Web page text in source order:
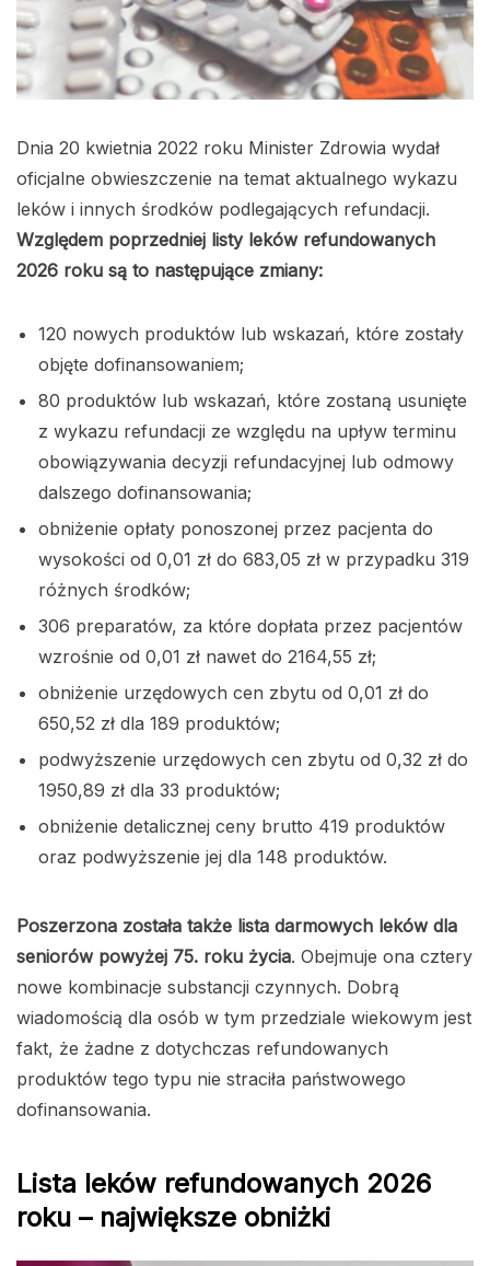
Dnia 20 kwietnia 2022 roku Minister Zdrowia wydał
oficjalne obwieszczenie na temat aktualnego wykazu
leków i innych środków podlegających refundacji.
Względem poprzedniej listy leków refundowanych
2026 roku są to następujące zmiany:
120 nowych produktów lub wskazań, które zostały
objęte dofinansowaniem;
80 produktów lub wskazań, które zostaną usunięte
z wykazu refundacji ze względu na upływ terminu
obowiązywania decyzji refundacyjnej lub odmowy
dalszego dofinansowania;
obniżenie opłaty ponoszonej przez pacjenta do
wysokości od 0,01 zł do 683,05 zł w przypadku 319
różnych środków;
306 preparatów, za które dopłata przez pacjentów
wzrośnie od 0,01 zł nawet do 2164,55 zł;
obniżenie urzędowych cen zbytu od 0,01 zł do
650,52 zł dla 189 produktów;
podwyższenie urzędowych cen zbytu od 0,32 zł do
1950,89 zł dla 33 produktów;
obniżenie detalicznej ceny brutto 419 produktów
oraz podwyższenie jej dla 148 produktów.
Poszerzona została także lista darmowych leków dla
seniorów powyżej 75. roku życia. Obejmuje ona cztery
nowe kombinacje substancji czynnych. Dobrą
wiadomością dla osób w tym przedziale wiekowym jest
fakt, że żadne z dotychczas refundowanych
produktów tego typu nie straciła państwowego
dofinansowania.
Lista leków refundowanych 2026
roku – największe obniżki